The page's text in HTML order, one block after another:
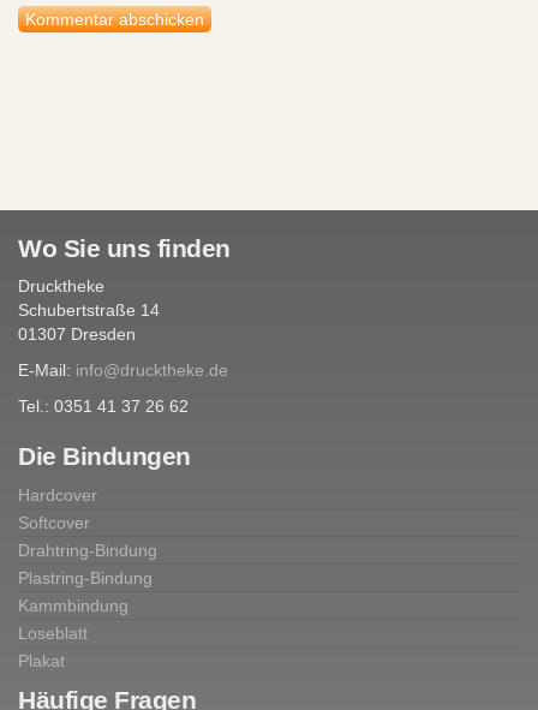
Wo Sie uns finden
Drucktheke
Schubertstraße 14
01307 Dresden
E-Mail: info@drucktheke.de
Tel.: 0351 41 37 26 62
Die Bindungen
Hardcover
Softcover
Drahtring-Bindung
Plastring-Bindung
Kammbindung
Loseblatt
Plakat
Häufige Fragen